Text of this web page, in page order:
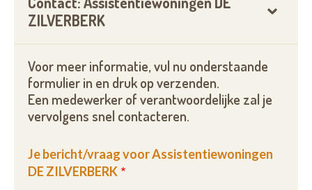
ZILVERBERK
Voor meer informatie, vul nu onderstaande
formulier in en druk op verzenden.
Een medewerker of verantwoordelijke zal je
vervolgens snel contacteren.
Je bericht/vraag voor Assistentiewoningen
DE ZILVERBERK